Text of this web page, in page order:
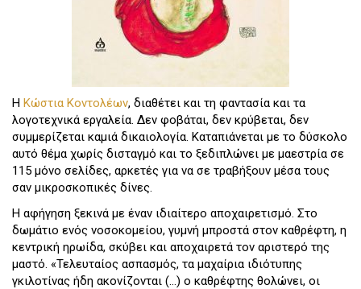
Η Κώστια Κοντολέων, διαθέτει και τη φαντασία και τα
λογοτεχνικά εργαλεία. Δεν φοβάται, δεν κρύβεται, δεν
συμμερίζεται καμιά δικαιολογία. Καταπιάνεται με το δύσκολο
αυτό θέμα χωρίς δισταγμό και το ξεδιπλώνει με μαεστρία σε
115 μόνο σελίδες, αρκετές για να σε τραβήξουν μέσα τους
σαν μικροσκοπικές δίνες.
Η αφήγηση ξεκινά με έναν ιδιαίτερο αποχαιρετισμό. Στο
δωμάτιο ενός νοσοκομείου, γυμνή μπροστά στον καθρέφτη, η
κεντρική ηρωίδα, σκύβει και αποχαιρετά τον αριστερό της
μαστό. «Τελευταίος ασπασμός, τα μαχαίρια ιδιότυπης
γκιλοτίνας ήδη ακονίζονται (…) ο καθρέφτης θολώνει, οι